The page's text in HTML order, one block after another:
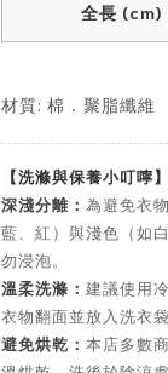
全長 (cm)
材質: 棉．聚脂纖維
【洗滌與保養小叮嚀】
深淺分離： 為避免衣
藍、紅）與淺色（如
勿浸泡。
溫柔洗滌： 建議使用
衣物翻面並放入洗衣
避免烘乾： 本店多數